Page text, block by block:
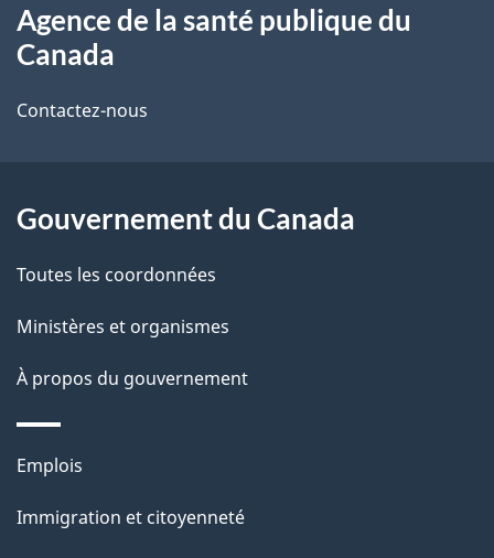
i
s
e
l
a
p
a
g
e
propos
de
ce
Agence de la santé publique du
Canada
Contactez-nous
Gouvernement du Canada
Toutes les coordonnées
Ministères et organismes
À propos du gouvernement
Thèmes
sujets
Emplois
Immigration et citoyenneté